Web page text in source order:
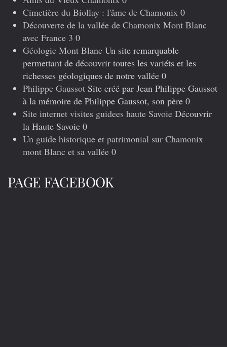
Cimetière du Biollay : l'âme de Chamonix 0
Découverte de la vallée de Chamonix Mont Blanc
avec France 3 0
Géologie Mont Blanc Un site remarquable
permettant de découvrir toutes les variéts et les
richesses géologiques de notre vallée 0
Philippe Gaussot Site créé par Jean Philippe Gaussot
à la mémoire de Philippe Gaussot, son père 0
Site internet visites guidees haute Savoie Découvrir
la Haute Savoie 0
Un guide historique et patrimonial sur Chamonix
mont Blanc et sa vallée 0
PAGE FACEBOOK